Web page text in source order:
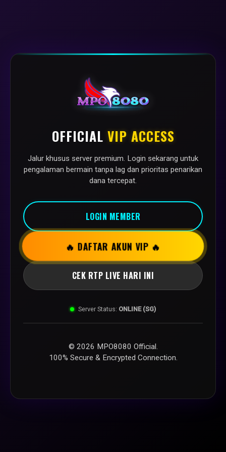
OFFICIAL VIP ACCESS
Jalur khusus server premium. Login sekarang untuk
pengalaman bermain tanpa lag dan prioritas penarikan
dana tercepat.
LOGIN MEMBER
🔥 DAFTAR AKUN VIP 🔥
CEK RTP LIVE HARI INI
Server Status: ONLINE (SG)
© 2026 MPO8080 Official.
100% Secure & Encrypted Connection.